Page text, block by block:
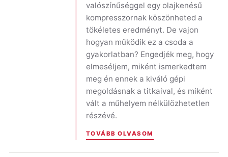
valószínűséggel egy olajkenésű
kompresszornak köszönheted a
tökéletes eredményt. De vajon
hogyan működik ez a csoda a
gyakorlatban? Engedjék meg, hogy
elmeséljem, miként ismerkedtem
meg én ennek a kiváló gépi
megoldásnak a titkaival, és miként
vált a műhelyem nélkülözhetetlen
részévé.
TOVÁBB OLVASOM